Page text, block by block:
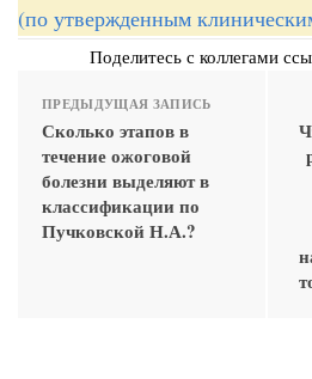
(по утвержденным
Поделитесь с коллегами
ПРЕДЫДУЩАЯ ЗАПИСЬ
Сколько этапов в
течение ожоговой
болезни выделяют в
классификации по
Пучковской Н.А.?